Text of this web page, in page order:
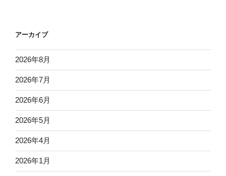
アーカイブ
2026年8月
2026年7月
2026年6月
2026年5月
2026年4月
2026年1月